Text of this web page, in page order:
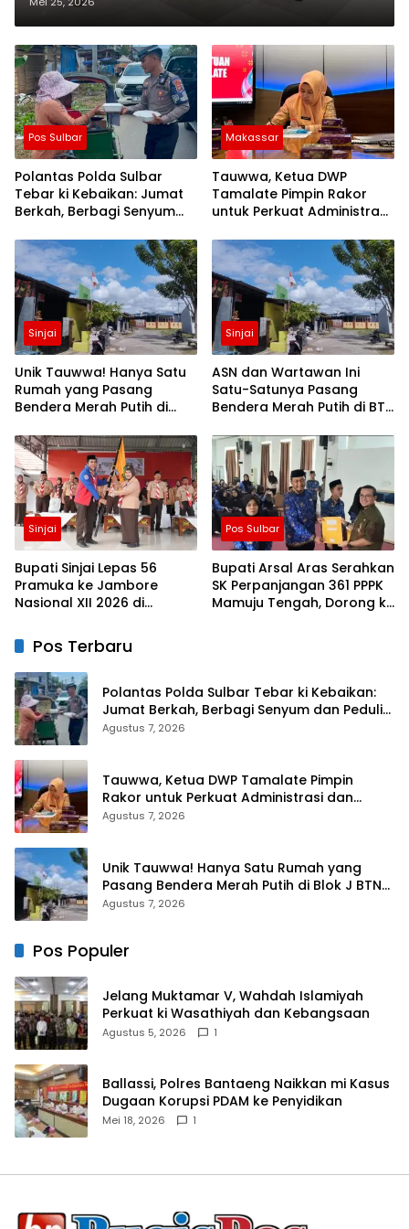
Muhammadiyah Games
Pos Sulbar
Polantas Polda Sulbar
Tebar ki Kebaikan: Jumat
Berkah, Berbagi Senyum
Makassar
Tauwwa, Ketua DWP
Tamalate Pimpin Rakor
untuk Perkuat Administrasi
Sinjai
Unik Tauwwa! Hanya Satu
Rumah yang Pasang
Bendera Merah Putih di
Sinjai
Sinjai
ASN dan Wartawan Ini
Satu-Satunya Pasang
Bendera Merah Putih di BTN
Sinjai
Bupati Sinjai Lepas 56
Pramuka ke Jambore
Nasional XII 2026 di
Pos Sulbar
Bupati Arsal Aras Serahkan
SK Perpanjangan 361 PPPK
Mamuju Tengah, Dorong ki
Pos Terbaru
Polantas Polda Sulbar Tebar ki Kebaikan:
Jumat Berkah, Berbagi Senyum dan Peduli
Sepenuh Hati
Agustus 7, 2026
Tauwwa, Ketua DWP Tamalate Pimpin
Rakor untuk Perkuat Administrasi dan
Evaluasi Program
Agustus 7, 2026
Unik Tauwwa! Hanya Satu Rumah yang
Pasang Bendera Merah Putih di Blok J BTN
Lappa Mas 1 Sinjai
Agustus 7, 2026
Pos Populer
Jelang Muktamar V, Wahdah Islamiyah
Perkuat ki Wasathiyah dan Kebangsaan
Agustus 5, 2026 1
Ballassi, Polres Bantaeng Naikkan mi Kasus
Dugaan Korupsi PDAM ke Penyidikan
Mei 18, 2026 1